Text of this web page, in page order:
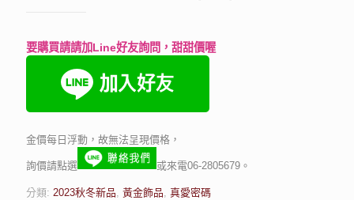
要購買請請加Line好友詢問，甜甜價喔
金價每日浮動，故無法呈現價格，
詢價請點選 或來電06-2805679。
分類: 2023秋冬新品, 黃金飾品, 真愛密碼